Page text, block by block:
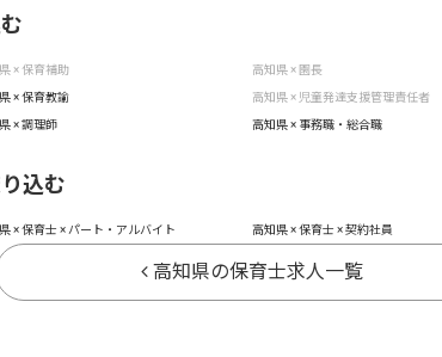
× 保育補助 高知県 × 園長
× 保育教諭 高知県 × 児童発達支援管理責任者
× 調理師 高知県 × 事務職・総合職
込む
× 保育士 × パート・アルバイト 高知県 × 保育士 × 契約社員
高知県の保育士求人一覧